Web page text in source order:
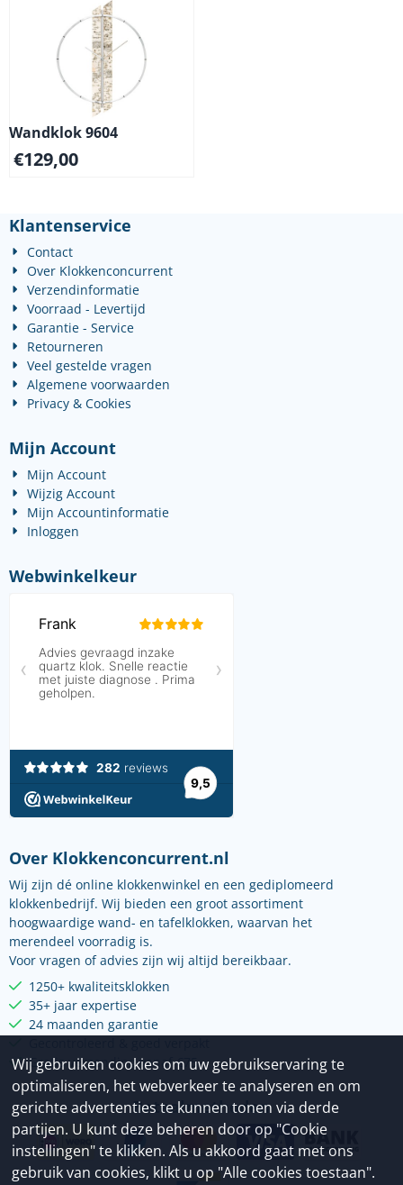
Wandklok 9604
€129,00
Klantenservice
Contact
Over Klokkenconcurrent
Verzendinformatie
Voorraad - Levertijd
Garantie - Service
Retourneren
Veel gestelde vragen
Algemene voorwaarden
Privacy & Cookies
Mijn Account
Mijn Account
Wijzig Account
Mijn Accountinformatie
Inloggen
Webwinkelkeur
Over Klokkenconcurrent.nl
Wij zijn dé online klokkenwinkel en een gediplomeerd
klokkenbedrijf. Wij bieden een groot assortiment
hoogwaardige wand- en tafelklokken, waarvan het
merendeel voorradig is.
Voor vragen of advies zijn wij altijd bereikbaar.
1250+ kwaliteitsklokken
35+ jaar expertise
24 maanden garantie
Gratis verzending vanaf €75
Betaalmethoden
Wij gebruiken cookies om uw gebruikservaring te
optimaliseren, het webverkeer te analyseren en om
gerichte advertenties te kunnen tonen via derde
partijen. U kunt deze beheren door op "Cookie
instellingen" te klikken. Als u akkoord gaat met ons
gebruik van cookies, klikt u op "Alle cookies toestaan".